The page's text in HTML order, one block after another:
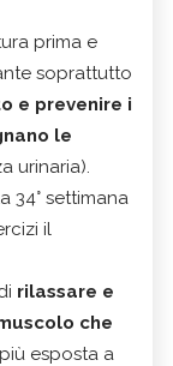
prima e
soprattutto
e prevenire i
le
urinaria).
34° settimana
il
rilassare e
che
esposta a